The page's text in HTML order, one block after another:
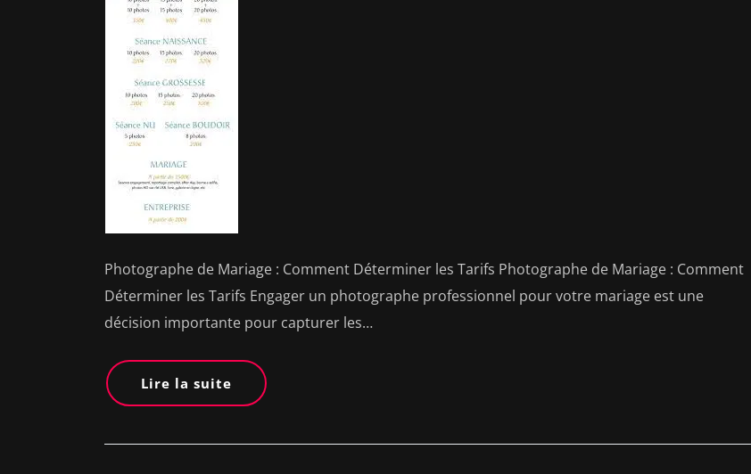
Photographe de Mariage : Comment Déterminer les Tarifs Photographe de Mariage : Comment
Déterminer les Tarifs Engager un photographe professionnel pour votre mariage est une
décision importante pour capturer les…
Lire la suite